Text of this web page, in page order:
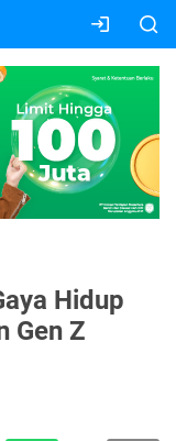
Hidup
Gen Z